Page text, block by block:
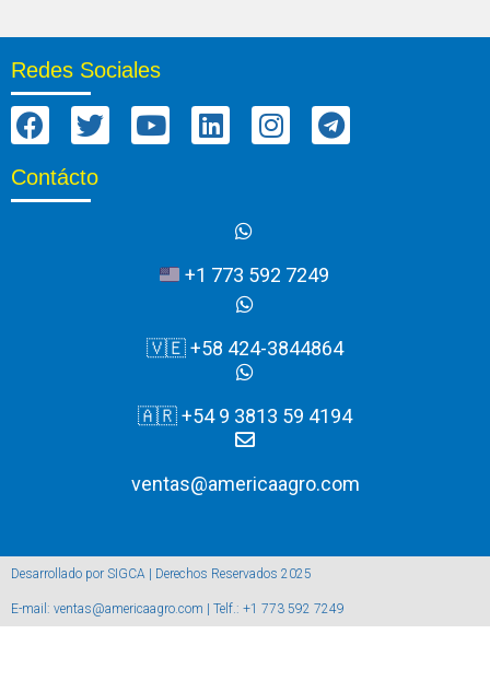
Redes Sociales
Contácto
+1 773 592 7249
🇻🇪 +58 424-3844864
🇦🇷 +54 9 3813 59 4194
ventas@americaagro.com
Desarrollado por SIGCA | Derechos Reservados 2025
E-mail: ventas@americaagro.com | Telf.: +1 773 592 7249